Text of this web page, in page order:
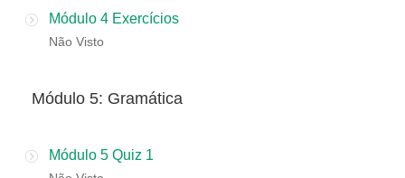
Módulo 4 Exercícios
Não Visto
​Módulo 5: Gramática
Módulo 5 Quiz 1